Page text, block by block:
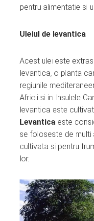
pentru alimentatie si
Uleiul de levantica
Acest ulei este
levantica, o planta
regiunile
Africii si in Insulele
levantica este
Levantica este
se foloseste de multi
cultivata si pentru
lor.